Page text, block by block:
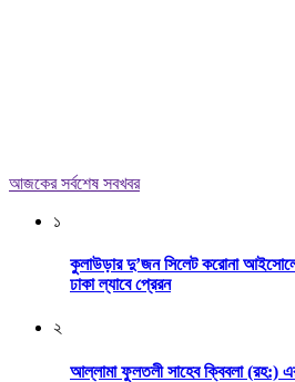
আজকের সর্বশেষ সবখবর
১
কুলাউড়ার দু’জন সিলেট করোনা
ঢাকা ল্যাবে প্রেরন
২
আল্লামা ফুলতলী সাহেব ক্বিবলা (রহ:)